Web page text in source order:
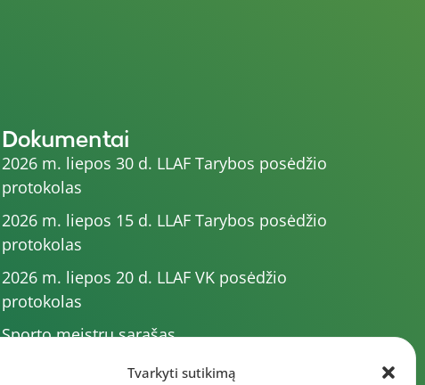
Tvarkyti sutikimą
Dokumentai
2026 m. liepos 30 d. LLAF Tarybos posėdžio
protokolas
2026 m. liepos 15 d. LLAF Tarybos posėdžio
protokolas
2026 m. liepos 20 d. LLAF VK posėdžio
protokolas
Sporto meistrų sąrašas
2026 m. varžybų kalendorius